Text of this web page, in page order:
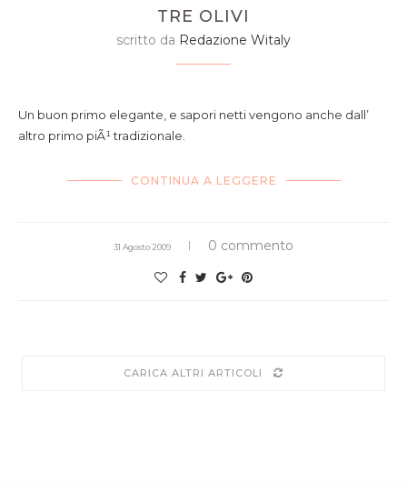
TRE OLIVI
scritto da Redazione Witaly
Tortelli di ricotta con frutti di mare, crema broccoli
Un buon primo elegante, e sapori netti vengono anche dall’
altro primo piÃ¹ tradizionale.
CONTINUA A LEGGERE
31 Agosto 2009 0 commento
CARICA ALTRI ARTICOLI